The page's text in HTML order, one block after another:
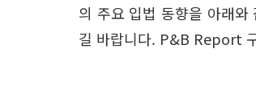
의 주요 입법 동향을 아래
길 바랍니다. P&B Report